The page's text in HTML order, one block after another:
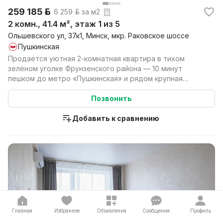
259 185 р. 6 259 р. за м2
2 комн., 41.4 м², этаж 1 из 5
Ольшевского ул, 37к1, Минск, мкр. Раковское шоссе
Пушкинская
Продаётся уютная 2-комнатная квартира в тихом
зелёном уголке Фрунзенского района — 10 минут
пешком до метро «Пушкинская» и рядом крупная
транспортная ...
Позвонить
Добавить к сравнению
Главная Избранное Объявления Сообщения Профиль